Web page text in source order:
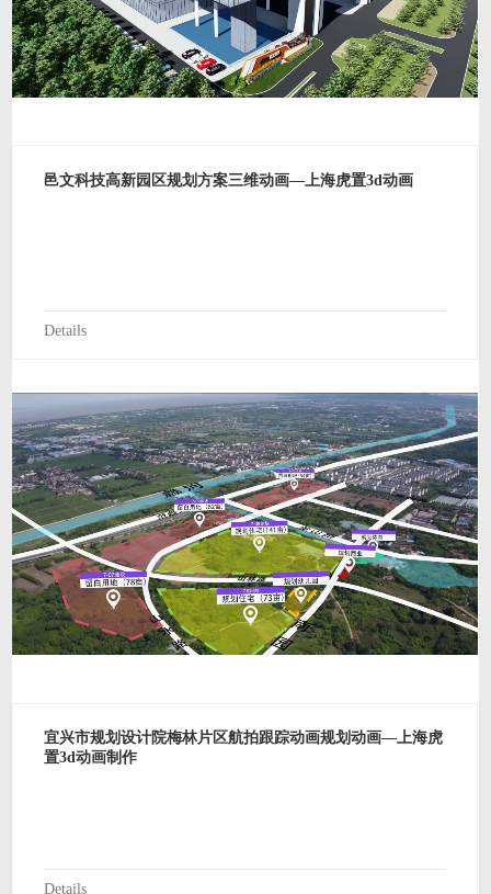
邑文科技高新园区规划方案三维动画—上海虎置3d动画
Details
宜兴市规划设计院梅林片区航拍跟踪动画规划动画—上海虎
置3d动画制作
Details